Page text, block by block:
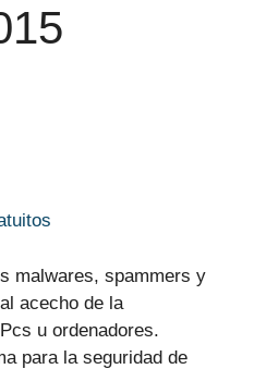
malwares, spammers y
acecho de la
u ordenadores.
para la seguridad de